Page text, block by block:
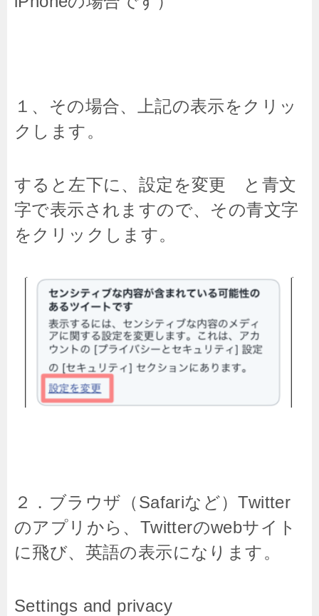
１、その場合、上記の表示をクリッ
クします。
すると左下に、設定を変更 と青文
字で表示されますので、その青文字
をクリックします。
２．ブラウザ（Safariなど）Twitter
のアプリから、Twitterのwebサイト
に飛び、英語の表示になります。
Settings and privacy